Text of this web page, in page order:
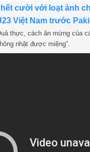
cười với loạt ảnh
Việt Nam trước
thực, cách ăn mừng của
nhặt được miệng”.